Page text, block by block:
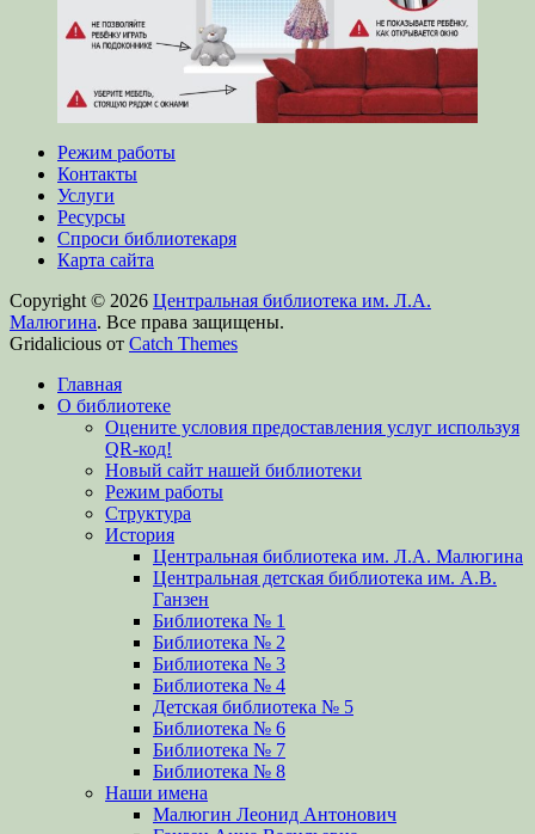
Режим работы
Контакты
Услуги
Ресурсы
Спроси библиотекаря
Карта сайта
Copyright © 2026 Центральная библиотека им. Л.А.
Малюгина. Все права защищены.
Gridalicious от Catch Themes
вверх
Главная
О библиотеке
Оцените условия предоставления услуг используя
QR-код!
Новый сайт нашей библиотеки
Режим работы
Структура
История
Центральная библиотека им. Л.А. Малюгина
Центральная детская библиотека им. А.В.
Ганзен
Библиотека № 1
Библиотека № 2
Библиотека № 3
Библиотека № 4
Детская библиотека № 5
Библиотека № 6
Библиотека № 7
Библиотека № 8
Наши имена
Малюгин Леонид Антонович